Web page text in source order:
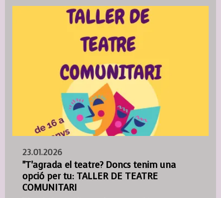
23.01.2026
"T'agrada el teatre? Doncs tenim una
opció per tu: TALLER DE TEATRE
COMUNITARI